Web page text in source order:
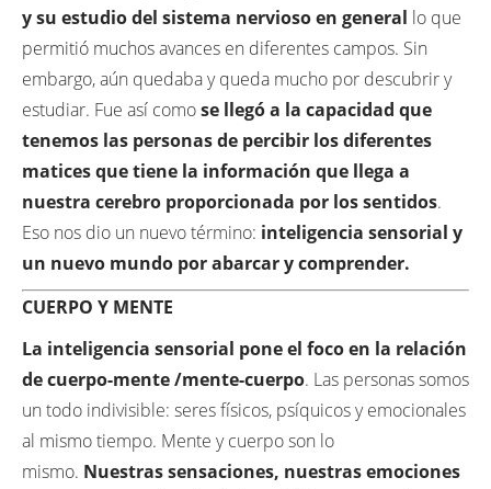
y su estudio del sistema nervioso en general lo que
permitió muchos avances en diferentes campos. Sin
embargo, aún quedaba y queda mucho por descubrir y
estudiar. Fue así comose llegó a la capacidad que
tenemos las personas de percibir los diferentes
matices que tiene la información que llega a
nuestra cerebro proporcionada por los sentidos.
Eso nos dio un nuevo término: inteligencia sensorial y
un nuevo mundo por abarcar y comprender.
CUERPO Y MENTE
La inteligencia sensorial pone el foco en la relación
de cuerpo-mente /mente-cuerpo. Las personas somos
un todo indivisible: seres físicos, psíquicos y emocionales
al mismo tiempo. Mente y cuerpo son lo
mismo. Nuestras sensaciones, nuestras emociones